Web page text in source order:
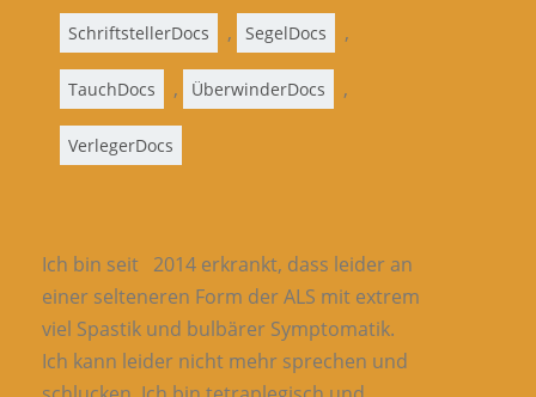
SchriftstellerDocs , SegelDocs ,
TauchDocs , ÜberwinderDocs ,
VerlegerDocs
Ich bin seit 2014 erkrankt, dass leider an
einer selteneren Form der ALS mit extrem
viel Spastik und bulbärer Symptomatik.
Ich kann leider nicht mehr sprechen und